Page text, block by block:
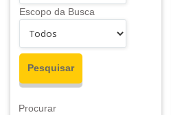
Escopo da Busca
Procurar